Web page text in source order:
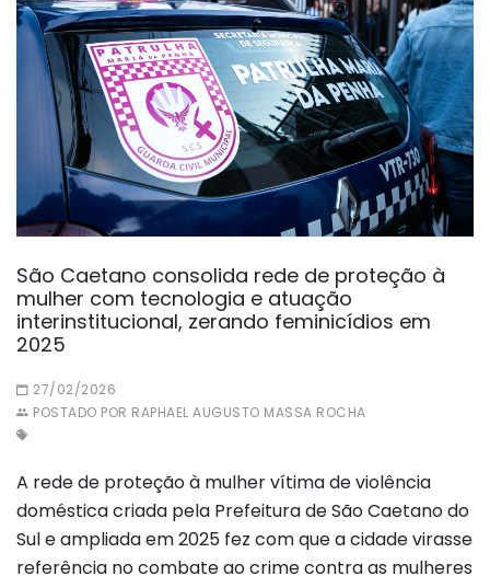
São Caetano consolida rede de proteção à
mulher com tecnologia e atuação
interinstitucional, zerando feminicídios em
2025
27/02/2026
POSTADO POR RAPHAEL AUGUSTO MASSA ROCHA
A rede de proteção à mulher vítima de violência
doméstica criada pela Prefeitura de São Caetano do
Sul e ampliada em 2025 fez com que a cidade virasse
referência no combate ao crime contra as mulheres